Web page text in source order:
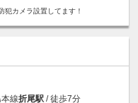
カメラ設置してます！
本線折尾駅 / 徒歩7分